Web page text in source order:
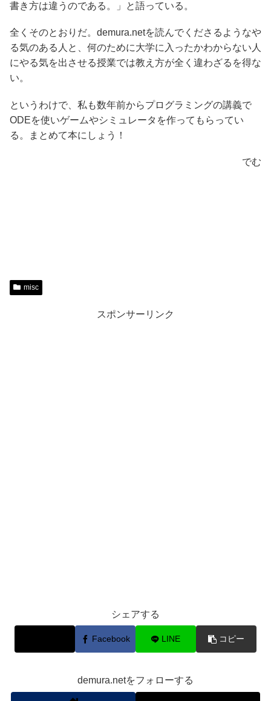
書き方は違うのである。」と語っている。
全くそのとおりだ。demura.netを読んでくださるようなや
る気のある人と、何のために大学に入ったかわからない人
にやる気を出させる授業では教え方が全く違わざるを得な
い。
というわけで、私も数年前からプログラミングの講義で
ODEを使いゲームやシミュレータを作ってもらってい
る。まとめて本にしょう！
でむ
misc
スポンサーリンク
シェアする
Facebook LINE コピー
demura.netをフォローする